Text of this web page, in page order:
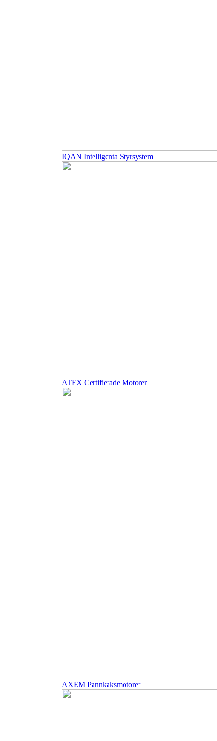
IQAN Intelligenta Styrsystem
ATEX Certifierade Motorer
AXEM Pannkaksmotorer